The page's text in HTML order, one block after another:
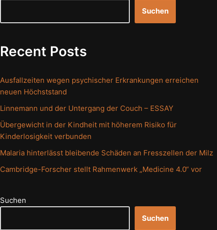
Suchen
Recent Posts
Ausfallzeiten wegen psychischer Erkrankungen erreichen
neuen Höchststand
Linnemann und der Untergang der Couch – ESSAY
Übergewicht in der Kindheit mit höherem Risiko für
Kinderlosigkeit verbunden
Malaria hinterlässt bleibende Schäden an Fresszellen der Milz
Cambridge-Forscher stellt Rahmenwerk „Medicine 4.0“ vor
Suchen
Suchen